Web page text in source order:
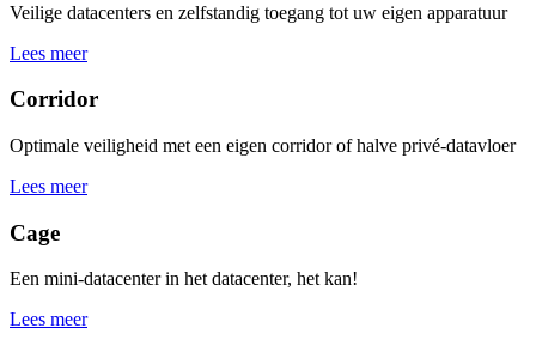
Veilige datacenters en zelfstandig toegang tot uw eigen apparatuur
Lees meer
Corridor
Optimale veiligheid met een eigen corridor of halve privé-datavloer
Lees meer
Cage
Een mini-datacenter in het datacenter, het kan!
Lees meer